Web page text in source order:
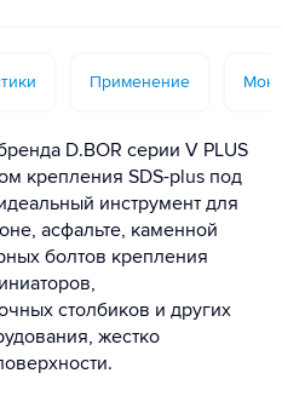
Применение
D.BOR серии V PLUS
крепления SDS-plus под
инструмент для
асфальте, каменной
болтов крепления
столбиков и других
жестко